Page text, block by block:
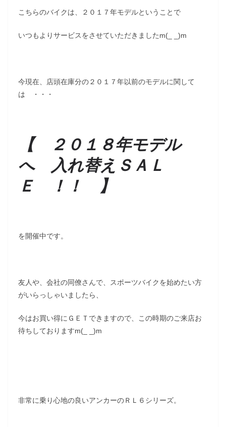
こちらのバイクは、２０１７年モデルということで
いつもよりサービスをさせていただきましたm(_ _)m
今現在、店頭在庫分の２０１７年以前のモデルに関して
は ・・・
【 ２０１８年モデル
へ 入れ替えＳＡＬ
Ｅ ！！ 】
を開催中です。
友人や、会社の同僚さんで、スポーツバイクを始めたい方
がいらっしゃいましたら、
今はお買い得にＧＥＴできますので、この時期のご来店お
待ちしておりますm(_ _)m
非常に乗り心地の良いアンカーのＲＬ６シリーズ。